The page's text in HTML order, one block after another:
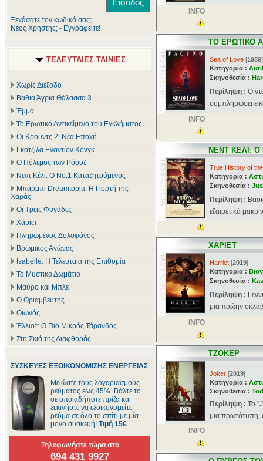
Ξεχάσατε τον κωδικό σας;
Νέος Χρήστης; - Εγγραφείτε!
ΤΕΛΕΥΤΑΙΕΣ ΤΑΙΝΙΕΣ
Χωρίς Διέξοδο
Βαθιά Άγρια Θάλασσα 3
Έμμα
Το Ερωτικό Αντικείμενο του Εγκλήματος
Οι Κρουντς 2: Νέα Εποχή
Γκοτζίλα Εναντίον Κονγκ
Ο Πόλεμος των Ρόουζ
Νεντ Κέλι: Ο Νο.1 Καταζητούμενος
Μπάρμπι Dreamtopia: Η Γιορτή της
Χαράς
Οι Τρεις Φυγάδες
Χάριετ
Πληρωμένος Δολοφόνος
Βρώμικος Αγώνας
Isabelle: Η Τελευταία της Επιθυμία
Το Μυστικό Δωμάτιο
Μαύρο και Μπλε
Ο Θριαμβευτής
Οιωνός
Έλλιοτ: Ο Πιο Μικρός Τάρανδος
Στη Σκιά της Διαφθοράς
ΣΥΣΚΕΥΕΣ ΕΞΟΙΚΟΝΟΜΙΣΗΣ ΕΝΕΡΓΕΙΑΣ
Μειώστε τους λογαριασμούς
ρεύματος εως 45%. Βάλτε το
σε οποιαδήποτε πρίζα και
ξεκινήστε να εξοικονομείτε
ρεύμα σε όλο το σπίτι με μία
μονο συσκευή! Τιμή 15€
Τηλεφωνήστε τώρα στο
694 431 9927
INFO
ΤΟ ΕΡΩΤΙΚΟ
Sea of Love [1989]
Κατηγορία :
Σκηνοθεσία :
Περίληψη : Ο
συμπληρώσει
INFO
ΝΕΝΤ ΚΕΛΙ:
True History of
Κατηγορία :
Σκηνοθεσία :
Περίληψη :
εξαιρετικά
ΧΑΡΙΕΤ
Harriet [2019]
Κατηγορία :
Σκηνοθεσία :
Περίληψη :
μια πρώην
INFO
ΤΖΟΚΕΡ
Joker [2019]
Κατηγορία :
Σκηνοθεσία :
Περίληψη : Το
μια πρωτότυπη,
INFO